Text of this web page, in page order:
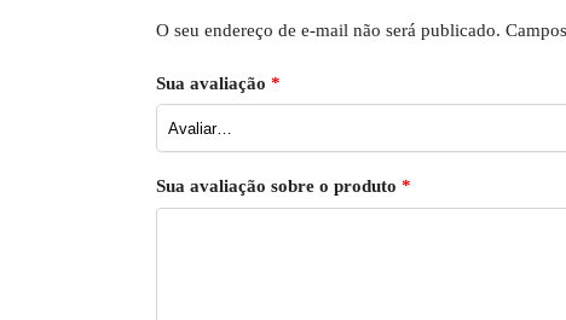
O seu endereço de e-mail não será publicado.
Sua avaliação *
Sua avaliação sobre o produto *